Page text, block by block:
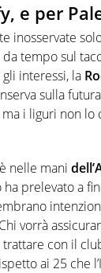
e per
inosservate
da tempo sul
interessi, la
sulla
i liguri non
nelle mani
ha prelevato a
vorrà
con il
ai 25 che